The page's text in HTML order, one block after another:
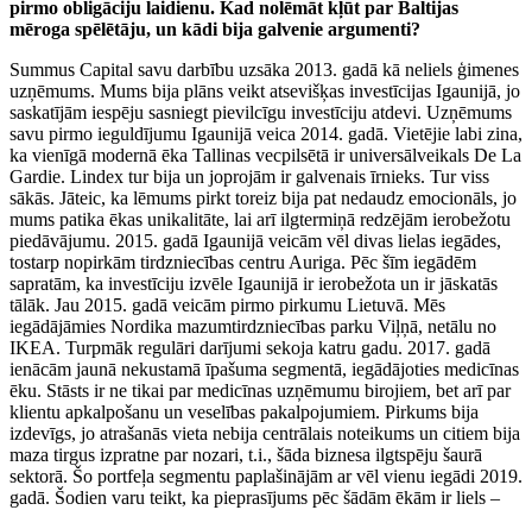
pirmo obligāciju laidienu. Kad nolēmāt kļūt par Baltijas
mēroga spēlētāju, un kādi bija galvenie argumenti?
Summus Capital savu darbību uzsāka 2013. gadā kā neliels ģimenes
uzņēmums. Mums bija plāns veikt atsevišķas investīcijas Igaunijā, jo
saskatījām iespēju sasniegt pievilcīgu investīciju atdevi. Uzņēmums
savu pirmo ieguldījumu Igaunijā veica 2014. gadā. Vietējie labi zina,
ka vienīgā modernā ēka Tallinas vecpilsētā ir universālveikals De La
Gardie. Lindex tur bija un joprojām ir galvenais īrnieks. Tur viss
sākās. Jāteic, ka lēmums pirkt toreiz bija pat nedaudz emocionāls, jo
mums patika ēkas unikalitāte, lai arī ilgtermiņā redzējām ierobežotu
piedāvājumu. 2015. gadā Igaunijā veicām vēl divas lielas iegādes,
tostarp nopirkām tirdzniecības centru Auriga. Pēc šīm iegādēm
sapratām, ka investīciju izvēle Igaunijā ir ierobežota un ir jāskatās
tālāk. Jau 2015. gadā veicām pirmo pirkumu Lietuvā. Mēs
iegādājāmies Nordika mazumtirdzniecības parku Viļņā, netālu no
IKEA. Turpmāk regulāri darījumi sekoja katru gadu. 2017. gadā
ienācām jaunā nekustamā īpašuma segmentā, iegādājoties medicīnas
ēku. Stāsts ir ne tikai par medicīnas uzņēmumu birojiem, bet arī par
klientu apkalpošanu un veselības pakalpojumiem. Pirkums bija
izdevīgs, jo atrašanās vieta nebija centrālais noteikums un citiem bija
maza tirgus izpratne par nozari, t.i., šāda biznesa ilgtspēju šaurā
sektorā. Šo portfeļa segmentu paplašinājām ar vēl vienu iegādi 2019.
gadā. Šodien varu teikt, ka pieprasījums pēc šādām ēkām ir liels –